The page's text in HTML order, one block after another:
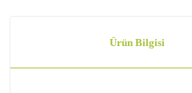
Ürün Bilgisi